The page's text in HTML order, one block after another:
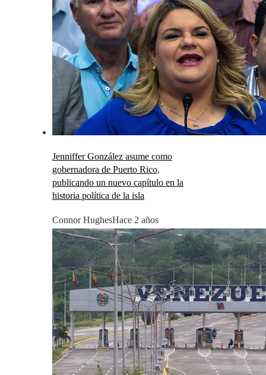
Jenniffer González asume como
gobernadora de Puerto Rico,
publicando un nuevo capítulo en la
historia política de la isla
Connor HughesHace 2 años